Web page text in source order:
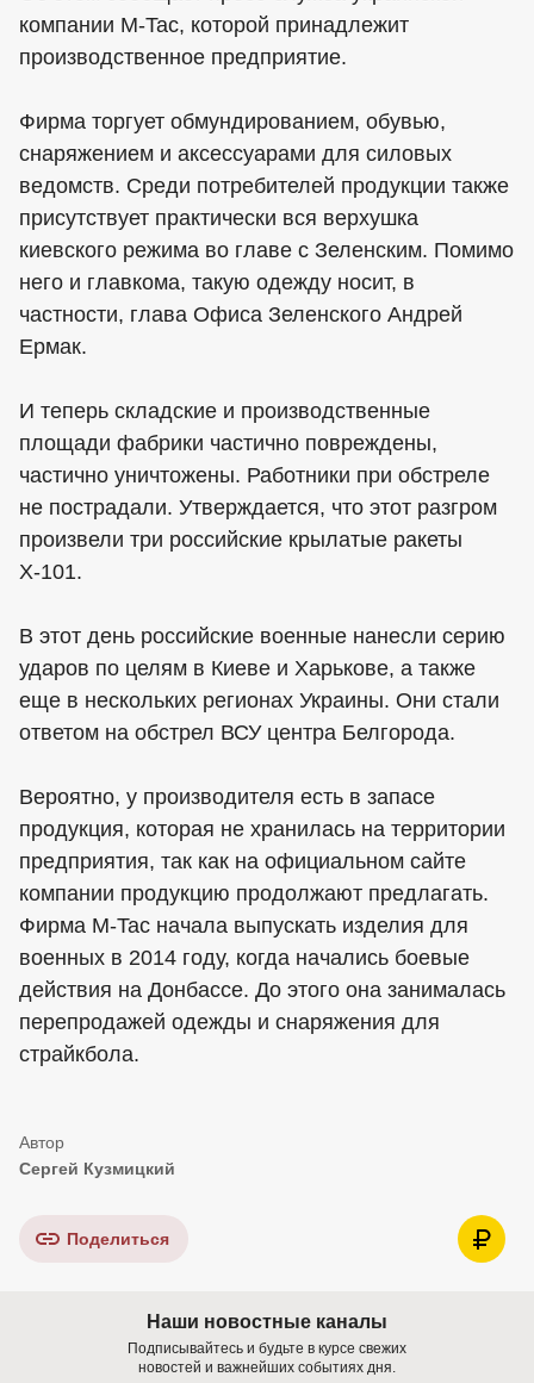
компании M-Tac, которой принадлежит
производственное предприятие.
Фирма торгует обмундированием, обувью,
снаряжением и аксессуарами для силовых
ведомств. Среди потребителей продукции также
присутствует практически вся верхушка
киевского режима во главе с Зеленским. Помимо
него и главкома, такую одежду носит, в
частности, глава Офиса Зеленского Андрей
Ермак.
И теперь складские и производственные
площади фабрики частично повреждены,
частично уничтожены. Работники при обстреле
не пострадали. Утверждается, что этот разгром
произвели три российские крылатые ракеты
Х-101.
В этот день российские военные нанесли серию
ударов по целям в Киеве и Харькове, а также
еще в нескольких регионах Украины. Они стали
ответом на обстрел ВСУ центра Белгорода.
Вероятно, у производителя есть в запасе
продукция, которая не хранилась на территории
предприятия, так как на официальном сайте
компании продукцию продолжают предлагать.
Фирма M-Tac начала выпускать изделия для
военных в 2014 году, когда начались боевые
действия на Донбассе. До этого она занималась
перепродажей одежды и снаряжения для
страйкбола.
Сергей Кузмицкий
Поделиться
Наши новостные каналы
Подписывайтесь и будьте в курсе свежих
новостей и важнейших событиях дня.